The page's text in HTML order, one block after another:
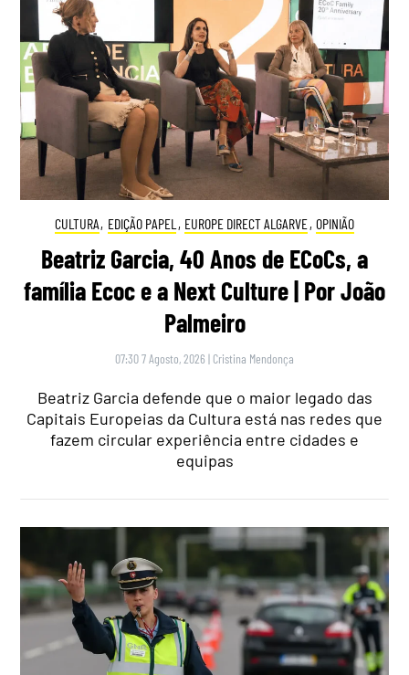
CULTURA, EDIÇÃO PAPEL , EUROPE DIRECT ALGARVE, OPINIÃO
Beatriz Garcia, 40 Anos de ECoCs, a
família Ecoc e a Next Culture | Por João
Palmeiro
07:30 7 Agosto, 2026 | Cristina Mendonça
Beatriz Garcia defende que o maior legado das
Capitais Europeias da Cultura está nas redes que
fazem circular experiência entre cidades e
equipas